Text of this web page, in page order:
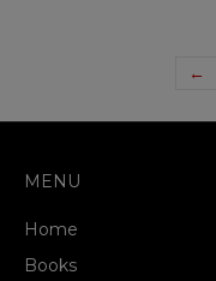
←
MENU
Home
Books